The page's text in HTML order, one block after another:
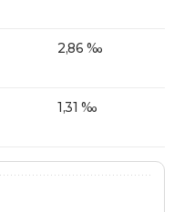
2,86 ‰
1,31 ‰